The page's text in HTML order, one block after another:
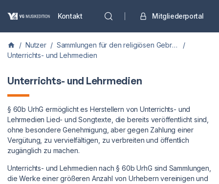
Kontakt Mitgliederportal
/ Nutzer / Sammlungen für den religiösen Gebrauch | Unterrichts- und Lehrmedien
/
Unterrichts- und Lehrmedien
Unterrichts- und Lehrmedien
§ 60b UrhG ermöglicht es Herstellern von Unterrichts- und
Lehrmedien Lied- und Songtexte, die bereits veröffentlicht sind,
ohne besondere Genehmigung, aber gegen Zahlung einer
Vergütung, zu vervielfältigen, zu verbreiten und öffentlich
zugänglich zu machen.
Unterrichts- und Lehrmedien nach § 60b UrhG sind Sammlungen,
die Werke einer größeren Anzahl von Urhebern vereinigen und